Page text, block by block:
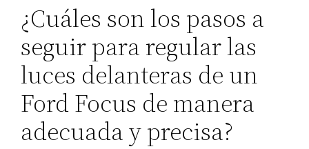
¿Cuáles son los pasos a
seguir para regular las
luces delanteras de un
Ford Focus de manera
adecuada y precisa?